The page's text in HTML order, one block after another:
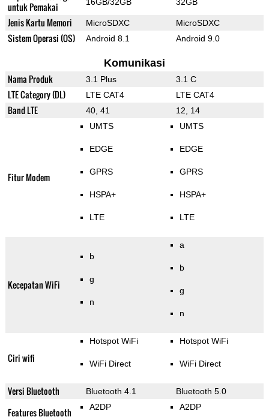
untuk Pemakai
Jenis Kartu Memori MicroSDXC MicroSDXC
Sistem Operasi (OS) Android 8.1 Android 9.0
Komunikasi
Nama Produk 3.1 Plus 3.1 C
LTE Category (DL) LTE CAT4 LTE CAT4
Band LTE 40, 41 12, 14
Fitur Modem
UMTS
EDGE
GPRS
HSPA+
LTE
UMTS
EDGE
GPRS
HSPA+
LTE
Kecepatan WiFi
b
g
n
a
b
g
n
Ciri wifi
Hotspot WiFi
WiFi Direct
Hotspot WiFi
WiFi Direct
Versi Bluetooth Bluetooth 4.1 Bluetooth 5.0
Features Bluetooth A2DP A2DP